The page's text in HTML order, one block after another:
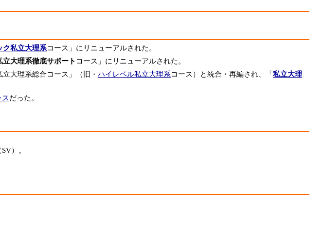
ク私立大理系コース」にリニューアルされた。
立大理系徹底サポート コース」にリニューアルされた。
立大理系総合コース」（旧・ ハイレベル私立大理系コース）と統合・再編され、「 私立大理
スだった。
SV）。